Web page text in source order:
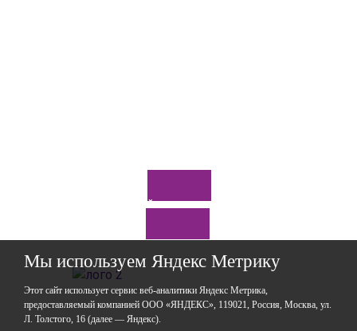
Задайте нам вопрос
Мы используем Яндекс Метрику
Этот сайт использует сервис веб-аналитики Яндекс Метрика,
предоставляемый компанией ООО «ЯНДЕКС», 119021, Россия, Москва, ул.
Л. Толстого, 16 (далее — Яндекс).
ГАОУДО «Центр развития талантов «Аврора»